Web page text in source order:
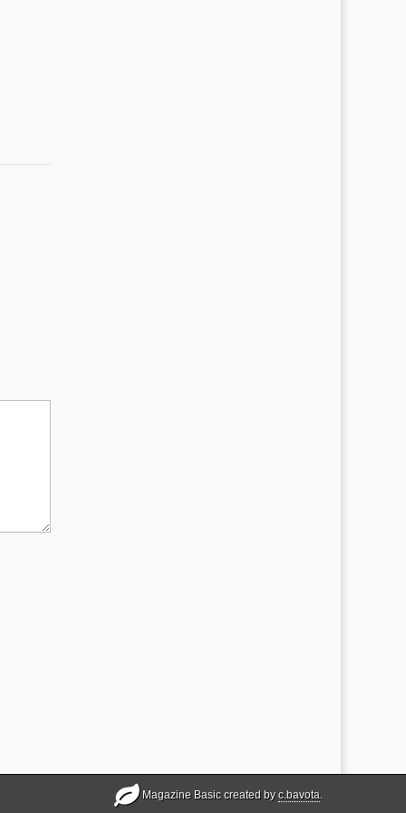
Magazine Basic created byc.bavota.